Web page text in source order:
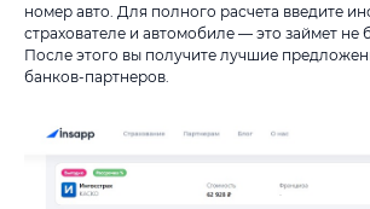
номер авто. Для полного расчета введите
страхователе и автомобиле — это займет не
После этого вы получите лучшие
банков-партнеров.